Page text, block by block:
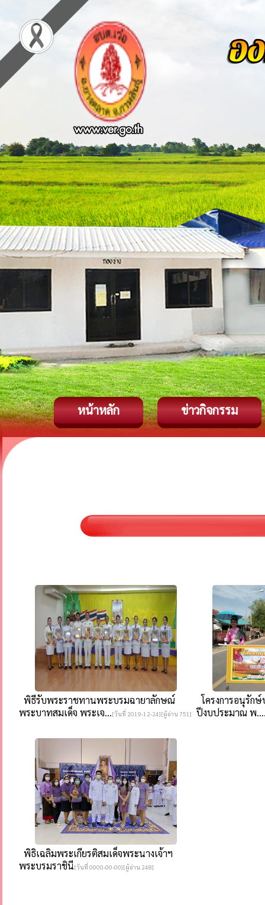
หน้าหลัก ข่าวกิจกรรม
พิธีรับพระราชทานพระบรมฉายาลักษณ์
พระบาทสมเด็จ พระเจ...[วันที่ 2019-12-24][ผู้อ่าน 751]
โครงการอนุรัก
ปีงบประมาณ พ
พิธิเฉลิมพระเกียรติสมเด็จพระนางเจ้าฯ
พระบรมราชินี[วันที่ 0000-00-00][ผู้อ่าน 248]